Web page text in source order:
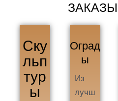
Ску
льп
тур
ы
Оград
ы
Из
лучш